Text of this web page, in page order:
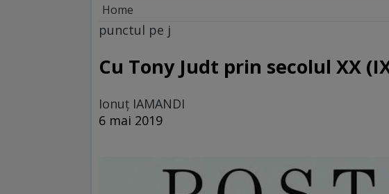
Home
Dileme on-line
punctul pe j
Cu Tony Judt prin secolul XX
Ionuţ IAMANDI
6 mai 2019